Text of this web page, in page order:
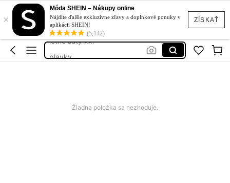
ZÍSKAŤ
×
Móda SHEIN – Nákupy online
Nájdite ďalšie exkluzívne zľavy a doplnkové ponuky v
aplikácii SHEIN!
(5,142)
squishy
cherry saty
letne šaty xxl
Žiadna položka sa nezhoduje.